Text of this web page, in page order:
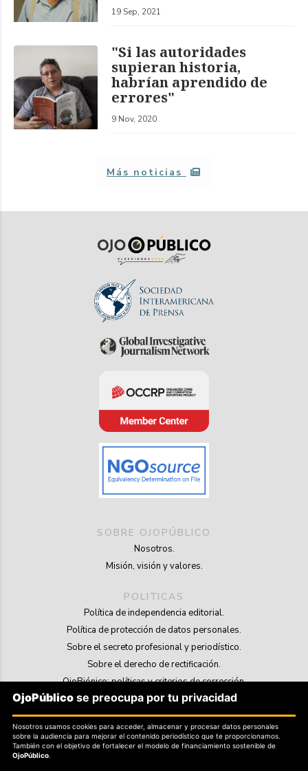
19 Sep, 2021
"Si las autoridades
supieran historia,
habrían aprendido de
errores"
9 Nov, 2020
Más noticias
SOBRE OJOPÚBLICO
Nosotros.
Misión, visión y valores.
POLITICAS
Política de independencia editorial.
Política de protección de datos personales.
Sobre el secreto profesional y periodístico.
Sobre el derecho de rectificación.
OjoBiónico: políticas y criterios de corrección.
Sobre libertad de información frente a pedidos de retiro de contenidos.
SOSTENIBILIDAD
La Tienda de OjoPúblico.
OjoPúblico se preocupa por tu privacidad
Nosotros usamos cookies para acceder, almacenar y procesar datos personales
sobre la audiencia para mejorar el contenido periodístico que te proporcionamos.
También con el objetivo de fortalecer el modelo de financiamiento sostenible de
OjoPúblico.